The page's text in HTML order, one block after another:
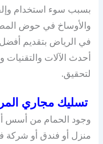
بسبب سوء استخدام
والأوساخ في حوض
في الرياض بتقديم
أحدث الآلات والتقنيات
لتحقيق.
تسليك مجاري
وجود الحمام من أسس
منزل أو فندق أو شركة